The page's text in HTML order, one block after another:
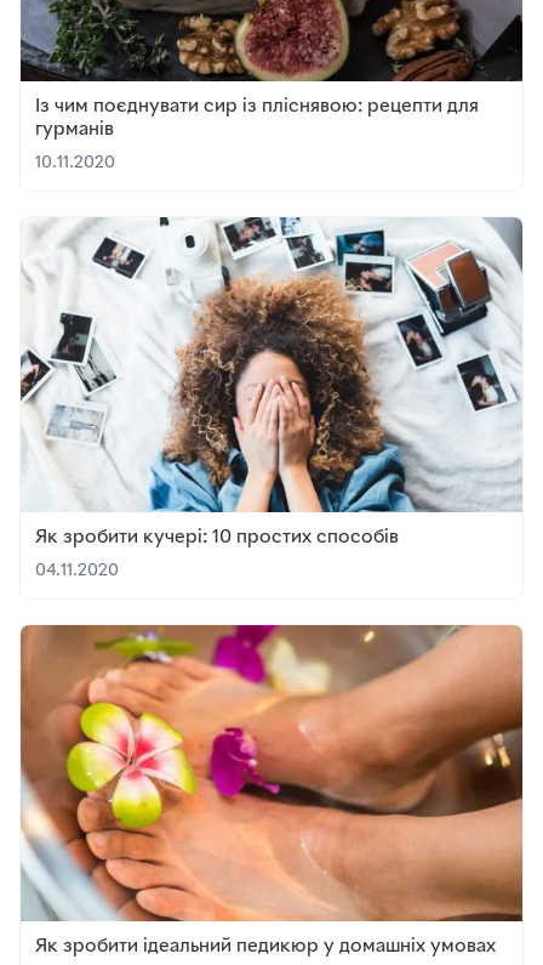
Із чим поєднувати сир із пліснявою: рецепти для
гурманів
10.11.2020
Як зробити кучері: 10 простих способів
04.11.2020
Як зробити ідеальний педикюр у домашніх умовах